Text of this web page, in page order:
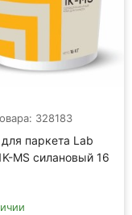
328183
паркета Lab
MS силановый 16